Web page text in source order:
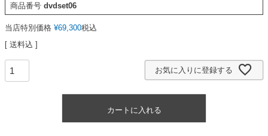
商品番号 dvdset06
当店特別価格 ¥69,300税込
送料込
お気に入りに登録する
カートに入れる